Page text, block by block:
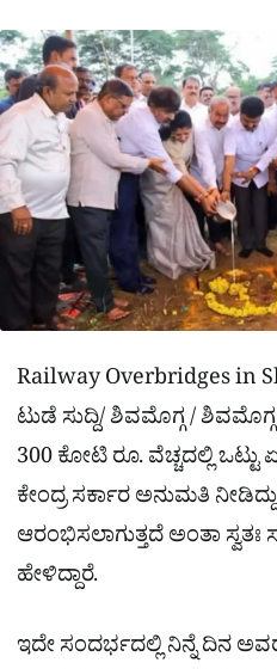
p
p
o
k
a
m
Railway Overbridges in
ಟುಡೆ ಸುದ್ದಿ/ ಶಿವಮೊಗ್ಗ /
300 ಕೋಟಿ ರೂ. ವೆಚ್ಚದಲ್ಲಿ ಒಟ್ಟು
ಕೇಂದ್ರ ಸರ್ಕಾರ ಅನುಮತಿ
ಆರಂಭಿಸಲಾಗುತ್ತದೆ ಅಂತಾ ಸ್ವತಃ
ಹೇಳಿದ್ದಾರೆ.
ಇದೇ ಸಂದರ್ಭದಲ್ಲಿ ನಿನ್ನೆ ದಿನ